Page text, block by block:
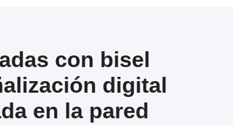
con bisel
digital
en la pared